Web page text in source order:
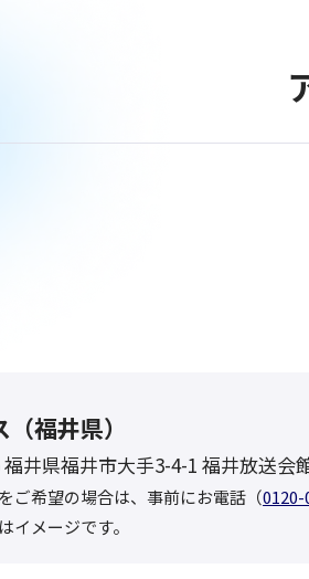
福井県）
福井県福井市大手3-4-1 福井放送会
ご希望の場合は、事前にお電話（0120-
メージです。